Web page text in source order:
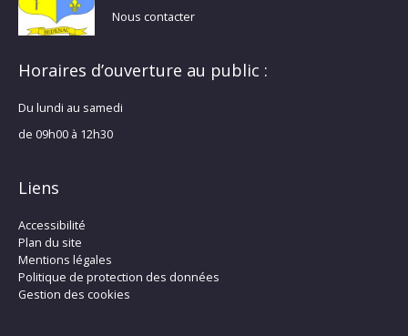
Nous contacter
Horaires d’ouverture au public :
Du lundi au samedi
de 09h00 à 12h30
Liens
Accessibilité
Plan du site
Mentions légales
Politique de protection des données
Gestion des cookies